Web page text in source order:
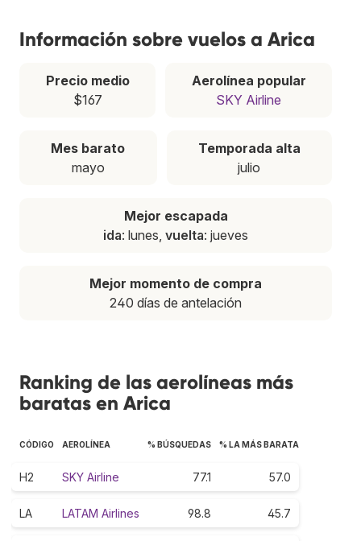
Información sobre vuelos a Arica
Precio medio
$167
Aerolínea popular
SKY Airline
Mes barato
mayo
Temporada alta
julio
Mejor escapada
ida: lunes, vuelta: jueves
Mejor momento de compra
240 días de antelación
Ranking de las aerolíneas más
baratas en Arica
CÓDIGO AEROLÍNEA % BÚSQUEDAS % LA MÁS BARATA
H2 SKY Airline 77.1 57.0
LA LATAM Airlines 98.8 45.7